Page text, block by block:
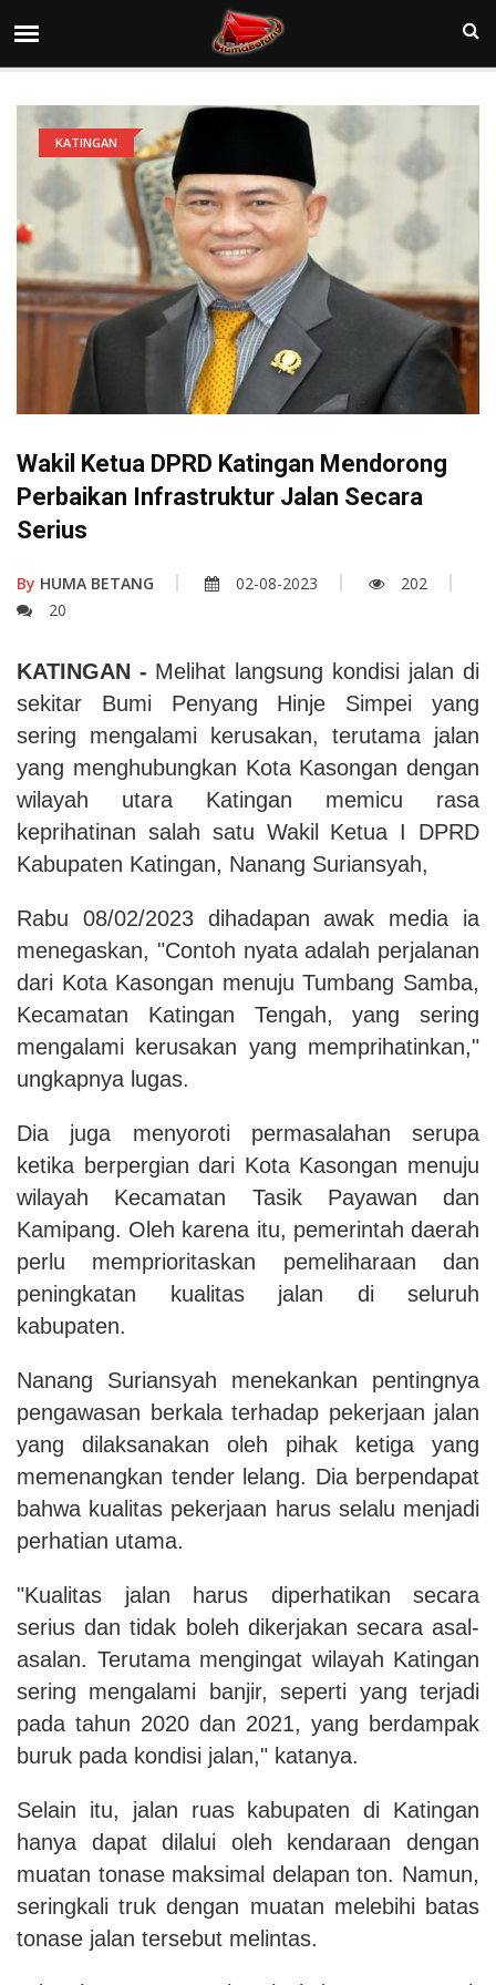
KATINGAN
Wakil Ketua DPRD Katingan Mendorong
Perbaikan Infrastruktur Jalan Secara
Serius
By HUMA BETANG 02-08-2023
202
20
KATINGAN - Melihat langsung kondisi jalan di
sekitar Bumi Penyang Hinje Simpei yang
sering mengalami kerusakan, terutama jalan
yang menghubungkan Kota Kasongan dengan
wilayah utara Katingan memicu rasa
keprihatinan salah satu Wakil Ketua I DPRD
Kabupaten Katingan, Nanang Suriansyah,
Rabu 08/02/2023 dihadapan awak media ia
menegaskan, "Contoh nyata adalah perjalanan
dari Kota Kasongan menuju Tumbang Samba,
Kecamatan Katingan Tengah, yang sering
mengalami kerusakan yang memprihatinkan,"
ungkapnya lugas.
Dia juga menyoroti permasalahan serupa
ketika berpergian dari Kota Kasongan menuju
wilayah Kecamatan Tasik Payawan dan
Kamipang. Oleh karena itu, pemerintah daerah
perlu memprioritaskan pemeliharaan dan
peningkatan kualitas jalan di seluruh
kabupaten.
Nanang Suriansyah menekankan pentingnya
pengawasan berkala terhadap pekerjaan jalan
yang dilaksanakan oleh pihak ketiga yang
memenangkan tender lelang. Dia berpendapat
bahwa kualitas pekerjaan harus selalu menjadi
perhatian utama.
"Kualitas jalan harus diperhatikan secara
serius dan tidak boleh dikerjakan secara asal-
asalan. Terutama mengingat wilayah Katingan
sering mengalami banjir, seperti yang terjadi
pada tahun 2020 dan 2021, yang berdampak
buruk pada kondisi jalan," katanya.
Selain itu, jalan ruas kabupaten di Katingan
hanya dapat dilalui oleh kendaraan dengan
muatan tonase maksimal delapan ton. Namun,
seringkali truk dengan muatan melebihi batas
tonase jalan tersebut melintas.